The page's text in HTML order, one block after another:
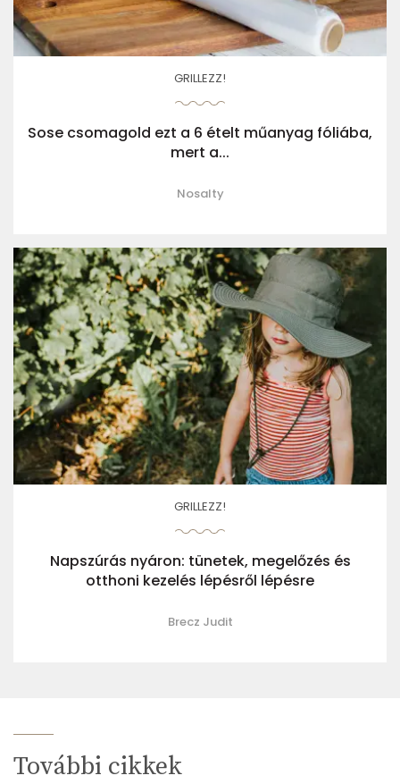
GRILLEZZ!
Sose csomagold ezt a 6 ételt műanyag fóliába,
mert a...
Nosalty
GRILLEZZ!
Napszúrás nyáron: tünetek, megelőzés és
otthoni kezelés lépésről lépésre
Brecz Judit
További cikkek